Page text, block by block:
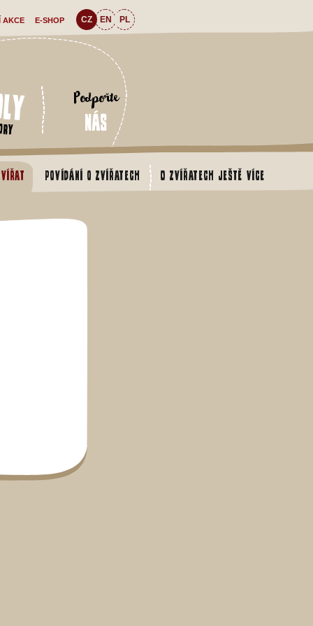
Podpořte
nás
AKCE E-SHOP CZ EN PL
Povídání o zvířatech O zvířatech ještě více